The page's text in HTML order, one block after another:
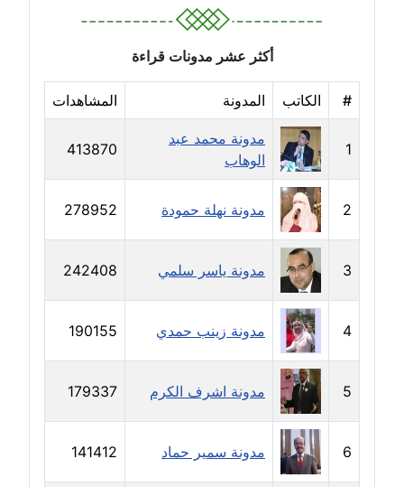
مدونة حلا عادل
عاملة
مدونة حنان الهواري
عاملة
مدونة حنان صلاح الدين
عاملة
مدونة حنان طنطاوي
عاملة
مدونة حنين الفلسطينية
متوفي
مدونة خالد الخطيب
عاملة
مدونة خالد العامري
معلق
أكثر عشر مدونات قراءة
# الكاتب المدونة المشاهدات
1
مدونة محمد عبد
الوهاب
413870
2 مدونة نهلة حمودة 278952
3 مدونة ياسر سلمي 242408
4 مدونة زينب حمدي 190155
5 مدونة اشرف الكرم 179337
6 مدونة سمير حماد 141412